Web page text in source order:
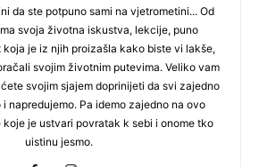
da ste potpuno sami na vjetrometini... Od
svoja životna iskustva, lekcije, puno
je iz njih proizašla kako biste vi lakše,
svojim životnim putevima. Veliko vam
svojim sjajem doprinijeti da svi zajedno
napredujemo. Pa idemo zajedno na ovo
je ustvari povratak k sebi i onome tko
uistinu jesmo.